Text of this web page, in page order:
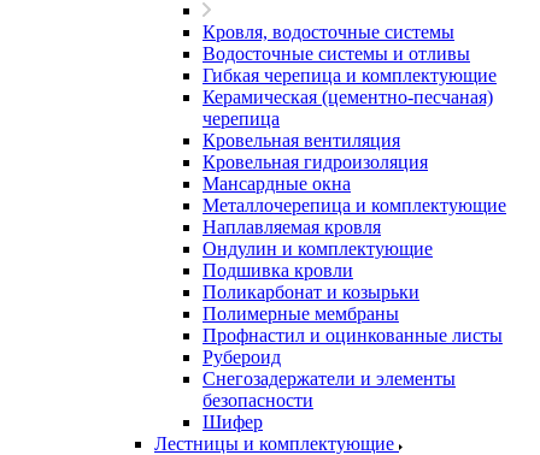
Кровля, водосточные системы
Водосточные системы и отливы
Гибкая черепица и комплектующие
Керамическая (цементно-песчаная)
черепица
Кровельная вентиляция
Кровельная гидроизоляция
Мансардные окна
Металлочерепица и комплектующие
Наплавляемая кровля
Ондулин и комплектующие
Подшивка кровли
Поликарбонат и козырьки
Полимерные мембраны
Профнастил и оцинкованные листы
Рубероид
Снегозадержатели и элементы
безопасности
Шифер
Лестницы и комплектующие